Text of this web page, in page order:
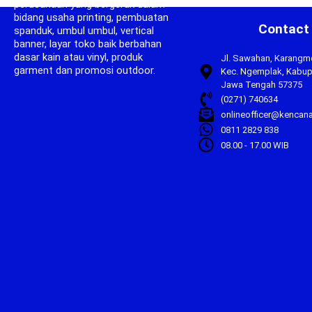
perusahaan yang bergerak dalam
bidang usaha printing, pembuatan
spanduk, umbul umbul, vertical
banner, layar toko baik berbahan
dasar kain atau vinyl, produk
garment dan promosi outdoor.
Contact
Jl. Sawahan,
Kec. Ngemplak,
Jawa Tengah 57375
(0271) 740634
0811 2829 838
08.00 - 17.00 WIB